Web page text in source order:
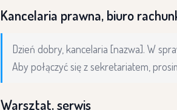
Kancelaria prawna, biuro
Dzień dobry, kancelaria [nazwa]. W
Aby połączyć się z sekretariatem,
Warsztat, serwis